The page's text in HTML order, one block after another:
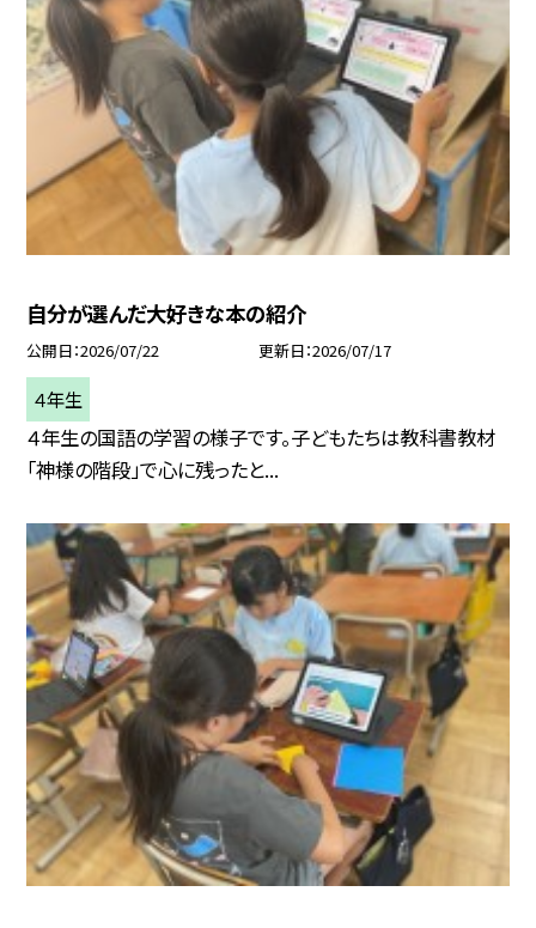
自分が選んだ大好きな本の紹介
公開日 2026/07/22 更新日 2026/07/17
４年生
４年生の国語の学習の様子です。子どもたちは教科書教材
「神様の階段」で心に残ったと...